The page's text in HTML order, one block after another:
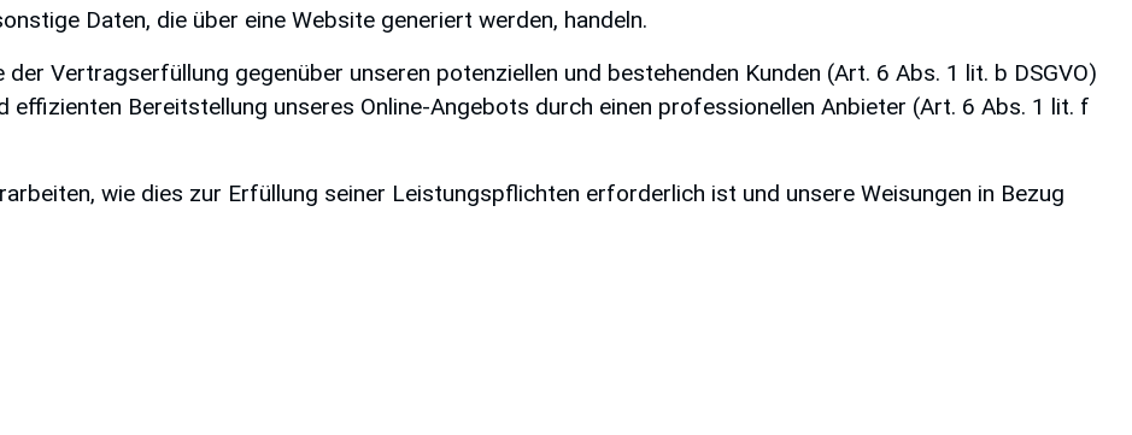
Daten, die über eine Website generiert werden, handeln.
Vertragserfüllung gegenüber unseren potenziellen und bestehenden Kunden (Art. 6 Abs. 1 lit. b DSGVO)
effizienten Bereitstellung unseres Online-Angebots durch einen professionellen Anbieter (Art. 6 Abs. 1 lit. f
wie dies zur Erfüllung seiner Leistungspflichten erforderlich ist und unsere Weisungen in Bezug